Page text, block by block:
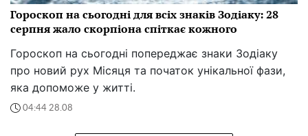
Гороскоп на сьогодні для всіх знаків Зодіаку: 28
серпня жало скорпіона спіткає кожного
Гороскоп на сьогодні попереджає знаки Зодіаку
про новий рух Місяця та початок унікальної фази,
яка допоможе у житті.
04:44 28.08